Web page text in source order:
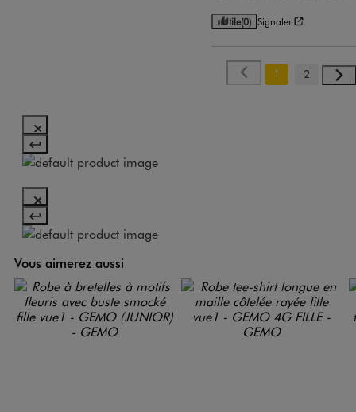
Utile(0) Signaler
1 2
Vous aimerez aussi